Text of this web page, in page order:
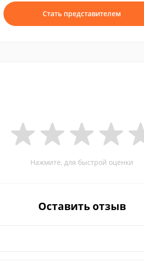
Стать представителем
Нажмите, для быстрой оценки
Оставить отзыв